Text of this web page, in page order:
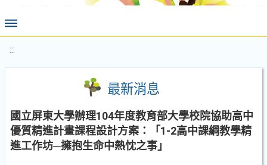
:::
最新消息
國立屏東大學辦理104年度教育部大學校院協助高中
優質精進計畫課程設計方案：「1-2高中課綱教學精
進工作坊─擁抱生命中熱忱之事」